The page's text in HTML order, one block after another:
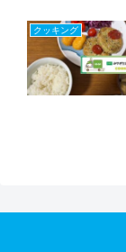
クッキング